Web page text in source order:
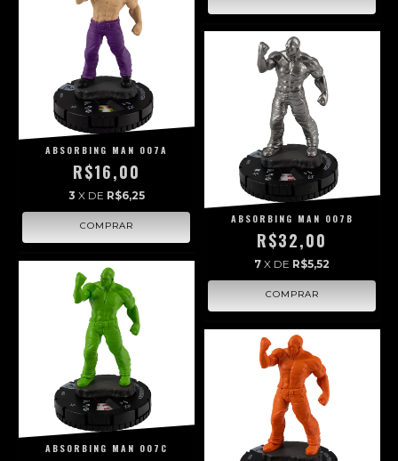
ABSORBING MAN 007A
R$16,00
3 X DE R$6,25
ABSORBING MAN 007B
R$32,00
7 X DE R$5,52
ABSORBING MAN 007C